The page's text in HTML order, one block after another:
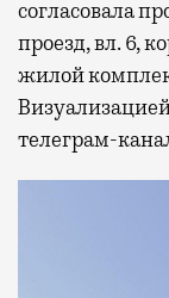
согласовала
проезд, вл. 6,
жилой
телеграм-